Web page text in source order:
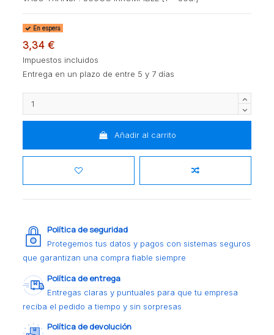
En espera
3,34 €
Impuestos incluidos
Entrega en un plazo de entre 5 y 7 días
Añadir al carrito
Política de seguridad
Protegemos tus datos y pagos con sistemas seguros
que garantizan una compra fiable siempre
Política de entrega
Entregas claras y puntuales para que tu empresa
reciba el pedido a tiempo y sin sorpresas
Política de devolución